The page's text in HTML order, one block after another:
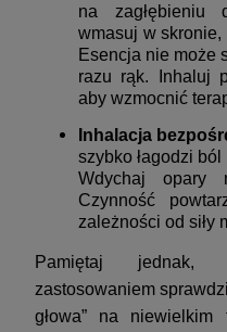
na zagłębieniu
wmasuj w skronie,
Esencja nie może
razu rąk. Inhaluj
aby wzmocnić
Inhalacja
szybko łagodzi
Wdychaj opary
Czynność
zależności od siły
Pamiętaj jednak,
zastosowaniem
głowa” na